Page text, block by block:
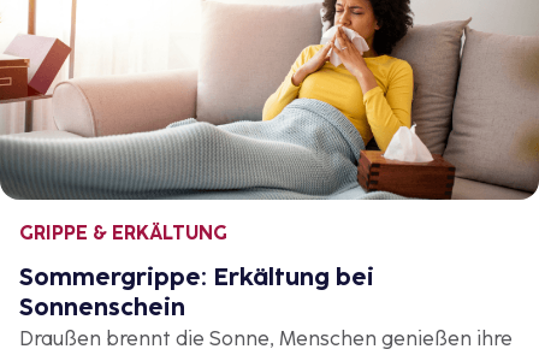
GRIPPE & ERKÄLTUNG
Sommergrippe: Erkältung bei
Sonnenschein
Draußen brennt die Sonne, Menschen genießen ihre